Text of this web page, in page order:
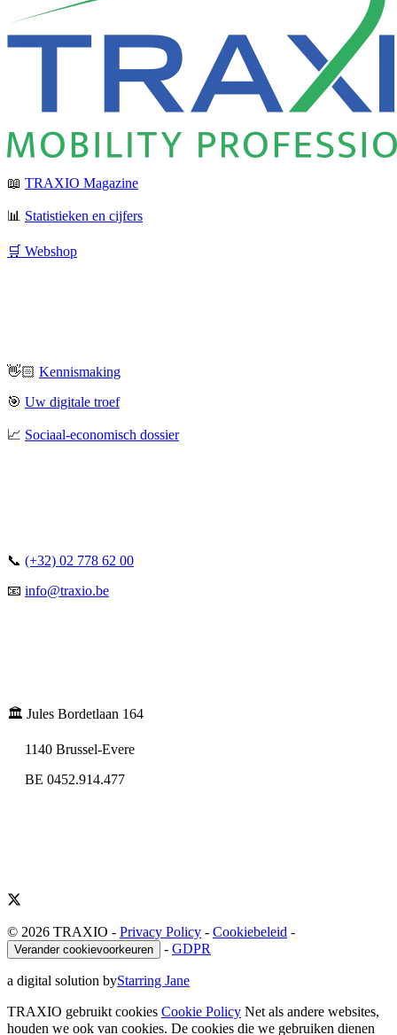
📖 TRAXIO Magazine
📊 Statistieken en cijfers
🛒 Webshop
👋🏻 Kennismaking
🎯 Uw digitale troef
📈 Sociaal-economisch dossier
📞 (+32) 02 778 62 00
📧 info@traxio.be
🏛️ Jules Bordetlaan 164
1140 Brussel-Evere
BE 0452.914.477
© 2026 TRAXIO - Privacy Policy - Cookiebeleid -
Verander cookievoorkeuren - GDPR
a digital solution byStarring Jane
TRAXIO gebruikt cookies Cookie Policy Net als andere websites,
houden we ook van cookies. De cookies die we gebruiken dienen